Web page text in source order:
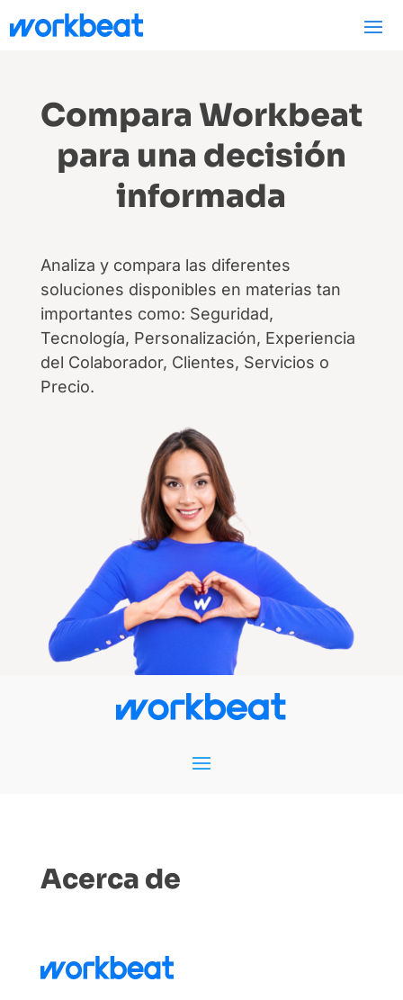
Compara Workbeat
para una decisión
informada
Analiza y compara las diferentes
soluciones disponibles en materias tan
importantes como: Seguridad,
Tecnología, Personalización, Experiencia
del Colaborador, Clientes, Servicios o
Precio.
Acerca de